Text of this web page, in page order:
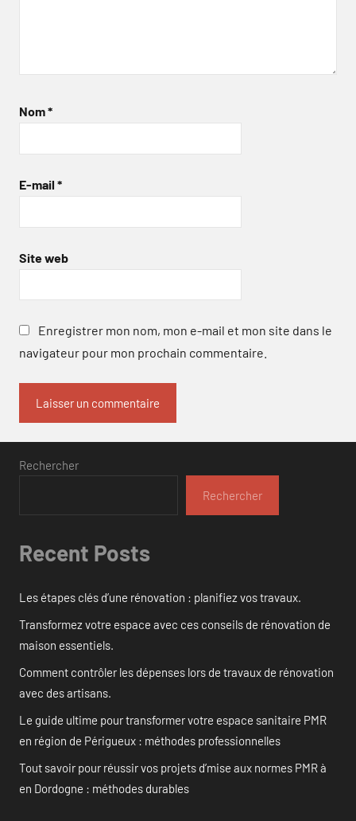
Nom*
E-mail *
Site web
Enregistrer mon nom, mon e-mail et mon site dans le
navigateur pour mon prochain commentaire.
Rechercher
Rechercher
Recent Posts
Les étapes clés d’une rénovation : planifiez vos travaux.
Transformez votre espace avec ces conseils de rénovation de
maison essentiels.
Comment contrôler les dépenses lors de travaux de rénovation
avec des artisans.
Le guide ultime pour transformer votre espace sanitaire PMR
en région de Périgueux : méthodes professionnelles
Tout savoir pour réussir vos projets d’mise aux normes PMR à
en Dordogne : méthodes durables